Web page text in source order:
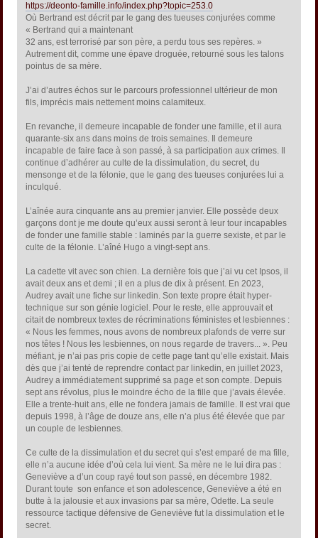
https://deonto-famille.info/index.php?topic=253.0
Où Bertrand est décrit par le gang des tueuses conjurées comme
« Bertrand qui a maintenant
32 ans, est terrorisé par son père, a perdu tous ses repères. »
Autrement dit, comme une épave droguée, retourné sous les talons
pointus de sa mère.
J’ai d’autres échos sur le parcours professionnel ultérieur de mon
fils, imprécis mais nettement moins calamiteux.
En revanche, il demeure incapable de fonder une famille, et il aura
quarante-six ans dans moins de trois semaines. Il demeure
incapable de faire face à son passé, à sa participation aux crimes. Il
continue d’adhérer au culte de la dissimulation, du secret, du
mensonge et de la félonie, que le gang des tueuses conjurées lui a
inculqué.
L’aînée aura cinquante ans au premier janvier. Elle possède deux
garçons dont je me doute qu’eux aussi seront à leur tour incapables
de fonder une famille stable : laminés par la guerre sexiste, et par le
culte de la félonie. L’aîné Hugo a vingt-sept ans.
La cadette vit avec son chien. La dernière fois que j’ai vu cet Ipsos, il
avait deux ans et demi ; il en a plus de dix à présent. En 2023,
Audrey avait une fiche sur linkedin. Son texte propre était hyper-
technique sur son génie logiciel. Pour le reste, elle approuvait et
citait de nombreux textes de récriminations féministes et lesbiennes :
« Nous les femmes, nous avons de nombreux plafonds de verre sur
nos têtes ! Nous les lesbiennes, on nous regarde de travers... ». Peu
méfiant, je n’ai pas pris copie de cette page tant qu’elle existait. Mais
dès que j’ai tenté de reprendre contact par linkedin, en juillet 2023,
Audrey a immédiatement supprimé sa page et son compte. Depuis
sept ans révolus, plus le moindre écho de la fille que j’avais élevée.
Elle a trente-huit ans, elle ne fondera jamais de famille. Il est vrai que
depuis 1998, à l’âge de douze ans, elle n’a plus été élevée que par
un couple de lesbiennes.
Ce culte de la dissimulation et du secret qui s’est emparé de ma fille,
elle n’a aucune idée d’où cela lui vient. Sa mère ne le lui dira pas :
Geneviève a d’un coup rayé tout son passé, en décembre 1982.
Durant toute son enfance et son adolescence, Geneviève a été en
butte à la jalousie et aux invasions par sa mère, Odette. La seule
ressource tactique défensive de Geneviève fut la dissimulation et le
secret.